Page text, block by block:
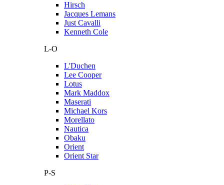
Hirsch
Jacques Lemans
Just Cavalli
Kenneth Cole
L-O
L'Duchen
Lee Cooper
Lotus
Mark Maddox
Maserati
Michael Kors
Morellato
Nautica
Obaku
Orient
Orient Star
P-S